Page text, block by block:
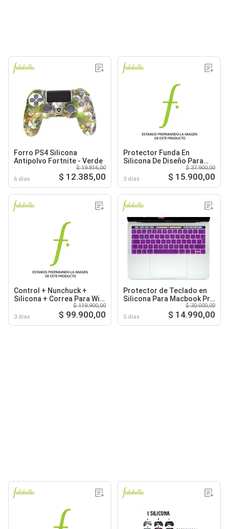
Forro PS4 Silicona
Antipolvo Fortnite - Verde
6 días
$ 19.816,00
$ 12.385,00
Protector Funda En
Silicona De Diseño Para
3 días
$ 37.900,00
$ 15.900,00
Control + Nunchuck +
Silicona + Correa Para Wii
3 días
$ 119.900,00
$ 99.900,00
Protector de Teclado en
Silicona Para Macbook Pro
13 Touchbar - Morado
5 días
$ 30.000,00
$ 14.990,00